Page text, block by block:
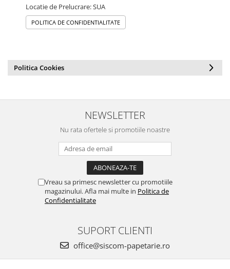
Locatie de Prelucrare: SUA
POLITICA DE CONFIDENTIALITATE
Politica Cookies
NEWSLETTER
Nu rata ofertele si promotiile noastre
Vreau sa primesc newsletter cu promotiile
magazinului. Afla mai multe in Politica de
Confidentialitate
SUPORT CLIENTI
office@siscom-papetarie.ro